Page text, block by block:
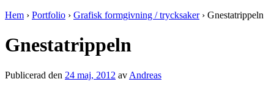
Hem › Portfolio › Grafisk formgivning / trycksaker › Gnestatrippeln
Gnestatrippeln
Publicerad den 24 maj, 2012 av Andreas